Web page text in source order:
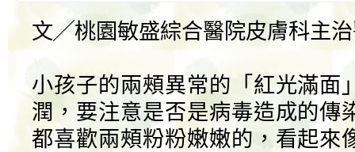
文╱桃園敏盛綜合醫院皮膚科主
小孩子的兩頰異常的「紅光滿面
潤，要注意是否是病毒造成的傳
都喜歡兩頰粉粉嫩嫩的，看起來